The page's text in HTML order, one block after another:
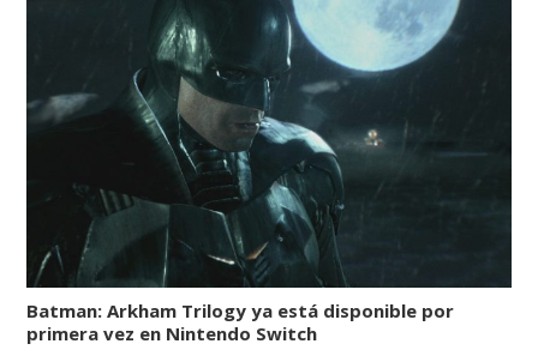
Batman: Arkham Trilogy ya está disponible por
primera vez en Nintendo Switch